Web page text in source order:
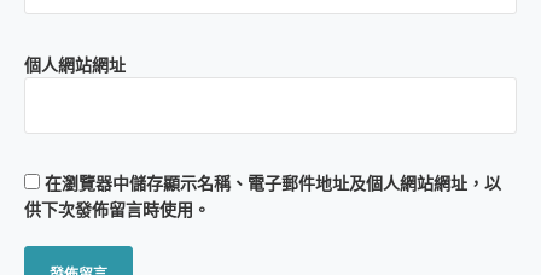
個人網站網址
在瀏覽器中儲存顯示名稱、電子郵件地址及個人網站網址，以
供下次發佈留言時使用。